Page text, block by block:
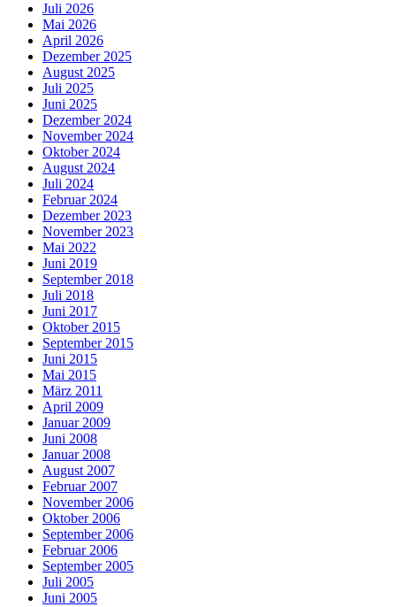
Juli 2026
Mai 2026
April 2026
Dezember 2025
August 2025
Juli 2025
Juni 2025
Dezember 2024
November 2024
Oktober 2024
August 2024
Juli 2024
Februar 2024
Dezember 2023
November 2023
Mai 2022
Juni 2019
September 2018
Juli 2018
Juni 2017
Oktober 2015
September 2015
Juni 2015
Mai 2015
März 2011
April 2009
Januar 2009
Juni 2008
Januar 2008
August 2007
Februar 2007
November 2006
Oktober 2006
September 2006
Februar 2006
September 2005
Juli 2005
Juni 2005